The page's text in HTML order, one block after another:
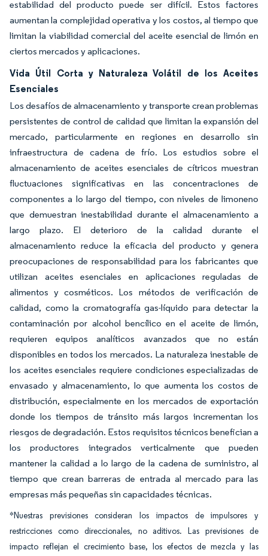
estabilidad del producto puede ser difícil. Estos factores
aumentan la complejidad operativa y los costos, al tiempo que
limitan la viabilidad comercial del aceite esencial de limón en
ciertos mercados y aplicaciones.
Vida Útil Corta y Naturaleza Volátil de los Aceites
Esenciales
Los desafíos de almacenamiento y transporte crean problemas
persistentes de control de calidad que limitan la expansión del
mercado, particularmente en regiones en desarrollo sin
infraestructura de cadena de frío. Los estudios sobre el
almacenamiento de aceites esenciales de cítricos muestran
fluctuaciones significativas en las concentraciones de
componentes a lo largo del tiempo, con niveles de limoneno
que demuestran inestabilidad durante el almacenamiento a
largo plazo. El deterioro de la calidad durante el
almacenamiento reduce la eficacia del producto y genera
preocupaciones de responsabilidad para los fabricantes que
utilizan aceites esenciales en aplicaciones reguladas de
alimentos y cosméticos. Los métodos de verificación de
calidad, como la cromatografía gas-líquido para detectar la
contaminación por alcohol bencílico en el aceite de limón,
requieren equipos analíticos avanzados que no están
disponibles en todos los mercados. La naturaleza inestable de
los aceites esenciales requiere condiciones especializadas de
envasado y almacenamiento, lo que aumenta los costos de
distribución, especialmente en los mercados de exportación
donde los tiempos de tránsito más largos incrementan los
riesgos de degradación. Estos requisitos técnicos benefician a
los productores integrados verticalmente que pueden
mantener la calidad a lo largo de la cadena de suministro, al
tiempo que crean barreras de entrada al mercado para las
empresas más pequeñas sin capacidades técnicas.
*Nuestras previsiones consideran los impactos de impulsores y
restricciones como direccionales, no aditivos. Las previsiones de
impacto reflejan el crecimiento base, los efectos de mezcla y las